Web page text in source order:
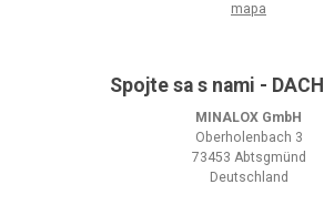
mapa
Spojte sa s nami -
MINALOX GmbH
Oberholenbach 3
73453 Abtsgmünd
Deutschland